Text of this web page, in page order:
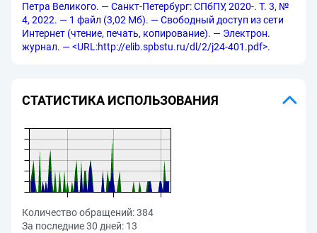
Петра Великого. — Санкт-Петербург: СПбПУ, 2020-. Т. 3, №
4, 2022. — 1 файл (3,02 Мб). — Свободный доступ из сети
Интернет (чтение, печать, копирование). — Электрон.
журнал. — <URL:http://elib.spbstu.ru/dl/2/j24-401.pdf>.
СТАТИСТИКА ИСПОЛЬЗОВАНИЯ
Количество обращений:384
За последние 30 дней: 13